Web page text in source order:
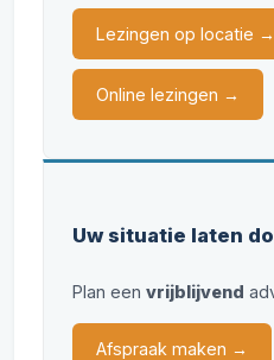
Lezingen op locatie →
Online lezingen →
Uw situatie laten
Plan een vrijblijvend
Afspraak maken →